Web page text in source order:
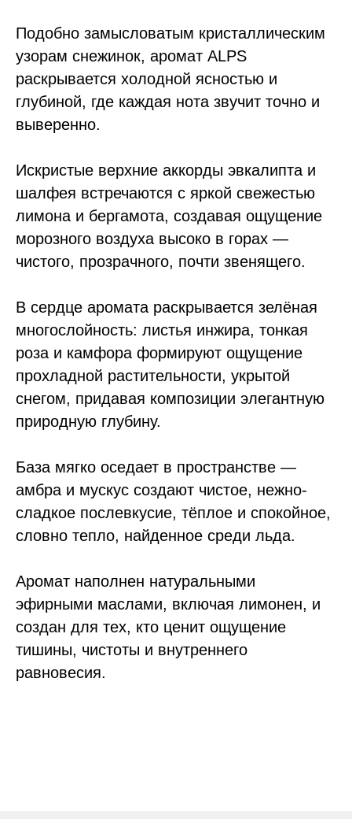
Подобно замысловатым кристаллическим
узорам снежинок, аромат ALPS
раскрывается холодной ясностью и
глубиной, где каждая нота звучит точно и
выверенно.
Искристые верхние аккорды эвкалипта и
шалфея встречаются с яркой свежестью
лимона и бергамота, создавая ощущение
морозного воздуха высоко в горах —
чистого, прозрачного, почти звенящего.
В сердце аромата раскрывается зелёная
многослойность: листья инжира, тонкая
роза и камфора формируют ощущение
прохладной растительности, укрытой
снегом, придавая композиции элегантную
природную глубину.
База мягко оседает в пространстве —
амбра и мускус создают чистое, нежно-
сладкое послевкусие, тёплое и спокойное,
словно тепло, найденное среди льда.
Аромат наполнен натуральными
эфирными маслами, включая лимонен, и
создан для тех, кто ценит ощущение
тишины, чистоты и внутреннего
равновесия.